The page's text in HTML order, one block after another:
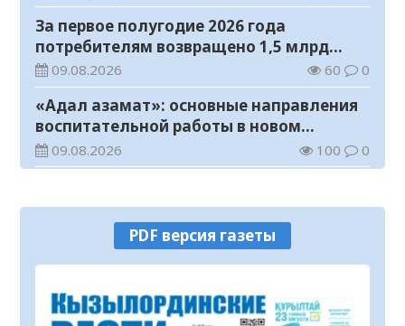
За первое полугодие 2026 года
потребителям возвращено 1,5 млрд
тенге
09.08.2026 60 0
«Адал азамат»: основные направления
воспитательной работы в новом
учебном году
09.08.2026 100 0
09.08.2026 111 0
Государство расширяет поддержку
граждан, переезжающих в новые
08.08.2026
PDF версия газеты